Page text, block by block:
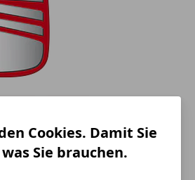
Cookies. Damit Sie
Sie brauchen.